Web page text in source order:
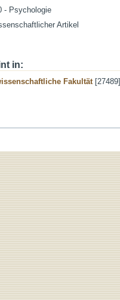
- Psychologie
Artikel
in:
Fakultät[27489]